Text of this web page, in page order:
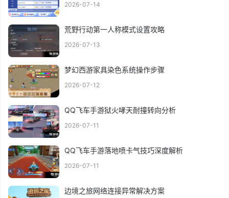
2026-07-14
荒野行动第一人称模式设置攻略
2026-07-13
梦幻西游家具染色系统操作步骤
2026-07-12
QQ飞车手游狱火哮天耐撞转向分析
2026-07-11
QQ飞车手游落地喷卡气技巧深度解析
2026-07-11
边境之旅网络连接异常解决方案